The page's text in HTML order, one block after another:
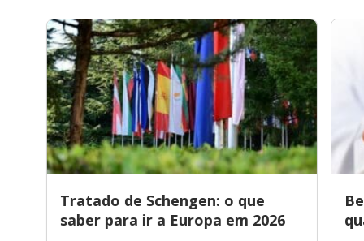
Tratado de Schengen: o que
saber para ir a Europa em 2026